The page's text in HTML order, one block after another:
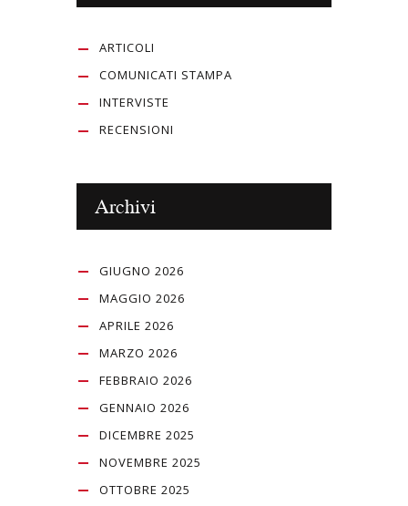
ARTICOLI
COMUNICATI STAMPA
INTERVISTE
RECENSIONI
Archivi
GIUGNO 2026
MAGGIO 2026
APRILE 2026
MARZO 2026
FEBBRAIO 2026
GENNAIO 2026
DICEMBRE 2025
NOVEMBRE 2025
OTTOBRE 2025